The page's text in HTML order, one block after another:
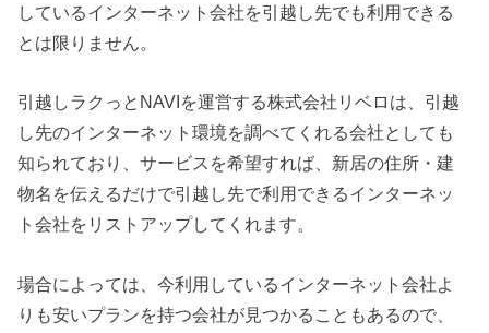
しているインターネット会社を引越し先でも利用できる
とは限りません。
引越しラクっとNAVIを運営する株式会社リベロは、引越
し先のインターネット環境を調べてくれる会社としても
知られており、サービスを希望すれば、新居の住所・建
物名を伝えるだけで引越し先で利用できるインターネッ
ト会社をリストアップしてくれます。
場合によっては、今利用しているインターネット会社よ
りも安いプランを持つ会社が見つかることもあるので、